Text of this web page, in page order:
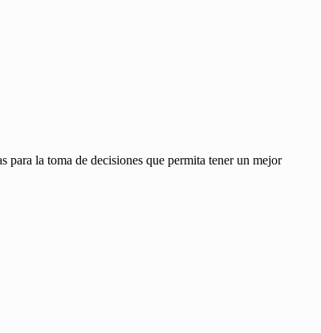
la toma de decisiones que permita tener un mejor